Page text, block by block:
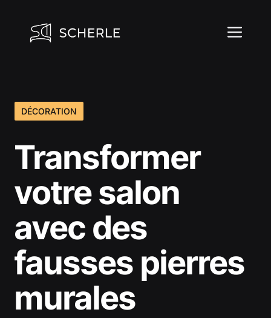
contenu
DÉCORATION
Transformer
votre salon
avec des
fausses pierres
murales